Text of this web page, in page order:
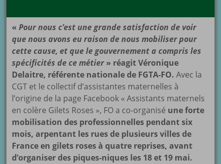
«Pour nous c’est une grande satisfaction de voir
que nous avons eu raison de nous mobiliser pour
cette cause, et que le gouvernement a compris les
spécificités de ce métier » réagit Véronique
Delaitre, référente nationale de FGTA-FO.Avec la
CGT et le collectif d’assistantes maternelles à
l’origine de la page Facebook « Assistants maternels
en colère Gilets Roses », FO a co-organisé une forte
mobilisation des professionnelles pendant six
mois, arpentant les rues de plusieurs villes de
France en gilets roses à quatre reprises, avant
d’organiser des piques-niques les 18 et 19 mai.